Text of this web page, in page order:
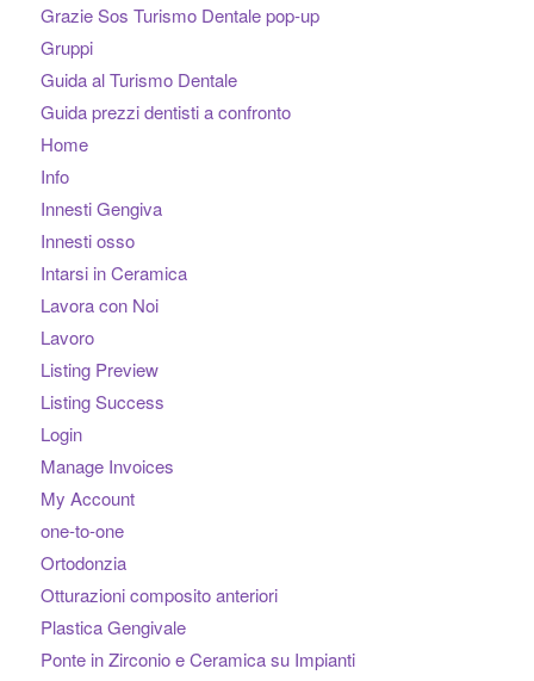
Grazie Sos Turismo Dentale pop-up
Gruppi
Guida al Turismo Dentale
Guida prezzi dentisti a confronto
Home
Info
Innesti Gengiva
Innesti osso
Intarsi in Ceramica
Lavora con Noi
Lavoro
Listing Preview
Listing Success
Login
Manage Invoices
My Account
one-to-one
Ortodonzia
Otturazioni composito anteriori
Plastica Gengivale
Ponte in Zirconio e Ceramica su Impianti